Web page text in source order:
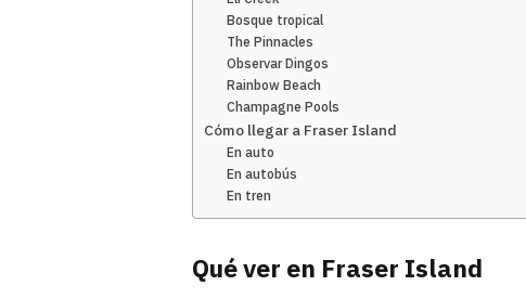
Bosque tropical
The Pinnacles
Observar Dingos
Rainbow Beach
Champagne Pools
Cómo llegar a Fraser Island
En auto
En autobús
En tren
Qué ver en Fraser Island